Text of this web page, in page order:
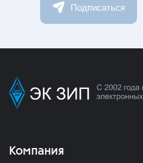
Подписаться
Компания